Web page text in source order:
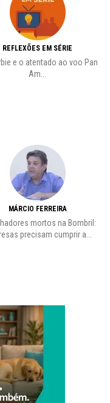
REFLEXÕES EM SÉRIE
e o atentado ao voo Pan
Am...
MÁRCIO FERREIRA
mortos na Bombril:
precisam cumprir a...